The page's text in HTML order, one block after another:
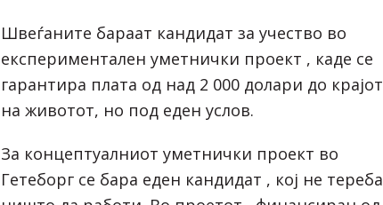
Швеѓаните бараат кандидат за учество во
експериментален уметнички проект , каде се
гарантира плата од над 2 000 долари до крајот
на животот, но под еден услов.
За концептуалниот уметнички проект во
Гетеборг се бара еден кандидат , кој не тереба